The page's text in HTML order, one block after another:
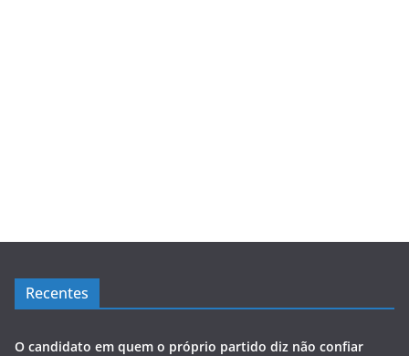
Recentes
O candidato em quem o próprio partido diz não confiar